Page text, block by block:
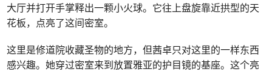
大厅并打开手掌释出一颗小火球。它往上盘旋靠近拱型的天
花板，点亮了这间密室。
这里是修道院收藏圣物的地方，但茜卓只对这里的一样东西
感兴趣。她穿过密室来到放置雅亚的护目镜的基座。这个亮